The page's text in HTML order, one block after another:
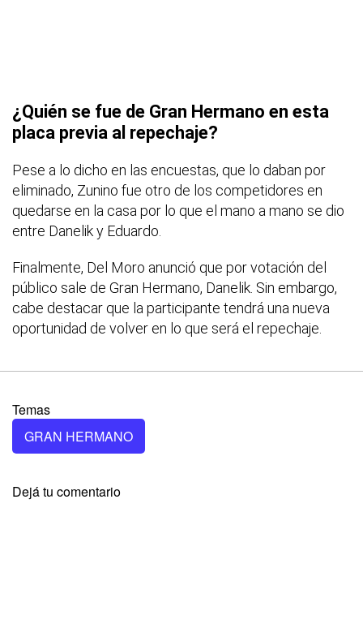
¿Quién se fue de Gran Hermano en esta
placa previa al repechaje?
Pese a lo dicho en las encuestas, que lo daban por
eliminado, Zunino fue otro de los competidores en
quedarse en la casa por lo que el mano a mano se dio
entre Danelik y Eduardo.
Finalmente, Del Moro anunció que por votación del
público sale de Gran Hermano, Danelik. Sin embargo,
cabe destacar que la participante tendrá una nueva
oportunidad de volver en lo que será el repechaje.
Temas
GRAN HERMANO
Dejá tu comentario